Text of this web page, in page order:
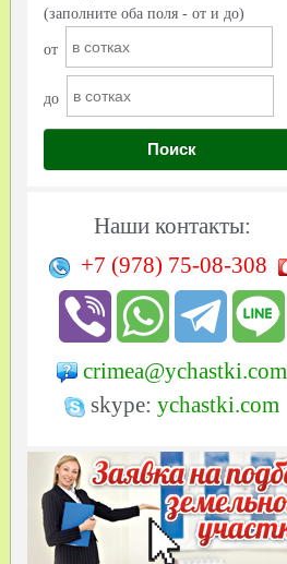
(заполните оба поля - от и до)
от
до
Поиск
Наши контакты:
+7 (978) 75-08-308
crimea@ychastki.com
skype: ychastki.com